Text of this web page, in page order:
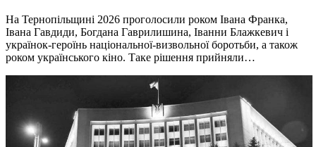
На Тернопільщині 2026 проголосили роком Івана Франка,
Івана Гавдиди, Богдана Гаврилишина, Іванни Блажкевич і
українок-героїнь національної-визвольної боротьби, а також
роком українського кіно. Таке рішення прийняли…